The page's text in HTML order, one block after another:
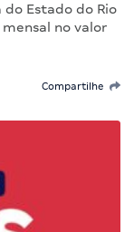
Estado do Rio
no valor
Compartilhe